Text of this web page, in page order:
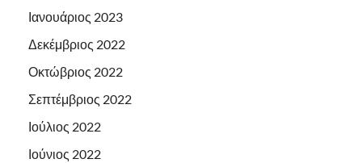
Ιανουάριος 2023
Δεκέμβριος 2022
Οκτώβριος 2022
Σεπτέμβριος 2022
Ιούλιος 2022
Ιούνιος 2022